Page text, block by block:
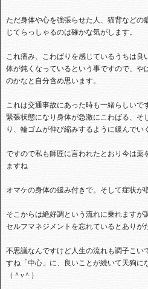
ただ身体や心を強張らせた人、猫背などの
じてらっしゃるのは確かな気がします。
これ痛み、こわばりを感じているうちは
体が鈍くなっているという事ですので、や
のかなと自分含め思います。
これは交通事故にあった時も一緒らしい
緊張状態になり身体が急激にこわばる、そ
り、輪ゴムが伸び縮みするように緩んでい
ですので私も師匠に言われたとおり今は薬
ますね
オマケの身体の緩み付きで。そして症状が
そこからは絶好調という流れに乗れますが
セルフマネジメントを忘れているとありが
不思議なんですけど人生の流れも調子こい
すね「中心」に、良いことが続いて天狗に
（＾ν＾）